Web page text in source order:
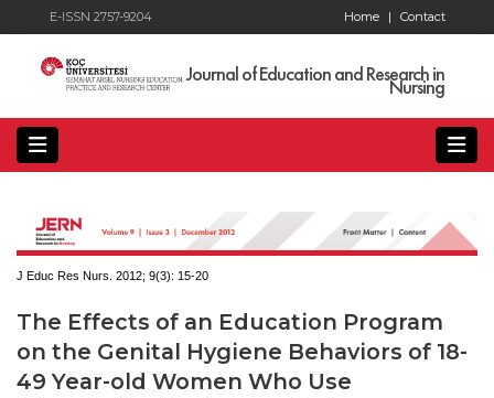
E-ISSN 2757-9204 Contact
Home |
Journal of Education and Research in
Nursing
J Educ Res Nurs. 2012; 9(3): 15-20
The Effects of an Education Program
on the Genital Hygiene Behaviors of 18-
49 Year-old Women Who Use